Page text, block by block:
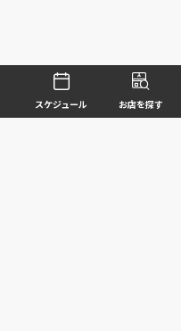
スケジュール お店を探す